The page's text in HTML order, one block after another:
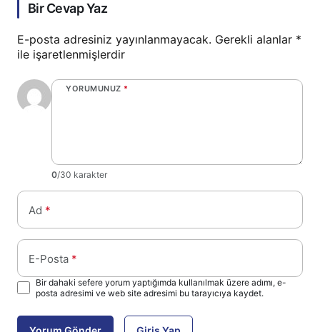
Bir Cevap Yaz
E-posta adresiniz yayınlanmayacak. Gerekli alanlar *
ile işaretlenmişlerdir
YORUMUNUZ *
0/30 karakter
Ad *
E-Posta *
Bir dahaki sefere yorum yaptığımda kullanılmak üzere adımı, e-
posta adresimi ve web site adresimi bu tarayıcıya kaydet.